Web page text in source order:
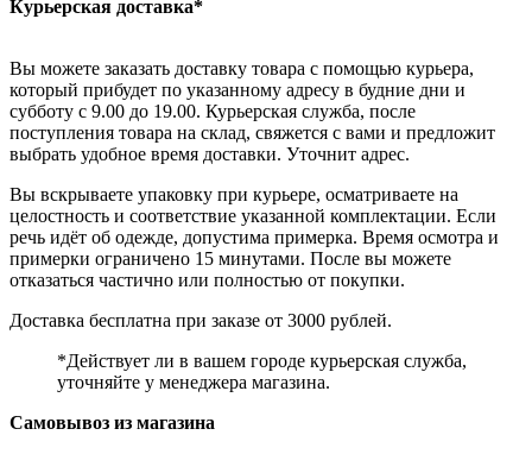
Курьерская доставка*
Вы можете заказать доставку товара с помощью курьера,
который прибудет по указанному адресу в будние дни и
субботу с 9.00 до 19.00. Курьерская служба, после
поступления товара на склад, свяжется с вами и предложит
выбрать удобное время доставки. Уточнит адрес.
Вы вскрываете упаковку при курьере, осматриваете на
целостность и соответствие указанной комплектации. Если
речь идёт об одежде, допустима примерка. Время осмотра и
примерки ограничено 15 минутами. После вы можете
отказаться частично или полностью от покупки.
Доставка бесплатна при заказе от 3000 рублей.
*Действует ли в вашем городе курьерская служба,
уточняйте у менеджера магазина.
Самовывоз из магазина